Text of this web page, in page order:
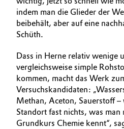
indem man die Glieder der
beibehält, aber auf eine
Schüth.
Dass in Herne relativ wenige
vergleichsweise simple
kommen, macht das Werk
Versuchskandidaten:
Methan, Aceton, Sauerstoff
Standort fast nichts, was man
Grundkurs Chemie kennt“,